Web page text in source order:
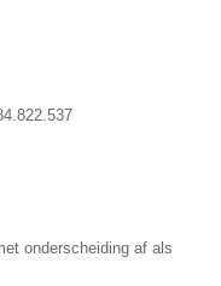
onderscheiding af als